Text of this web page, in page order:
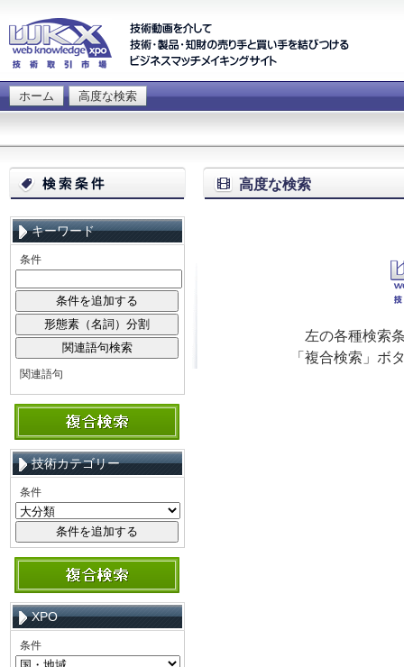
ホーム 高度な検索
キーワード
条件
関連語句
技術カテゴリー
条件
XPO
条件
高度な検索
左の各種検索
「複合検索」ボ